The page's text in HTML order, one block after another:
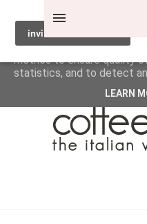
This site uses cookies
and to analyze traffic.
shared with Google along
metrics to ensure quality
statistics, and to detect
LEARN